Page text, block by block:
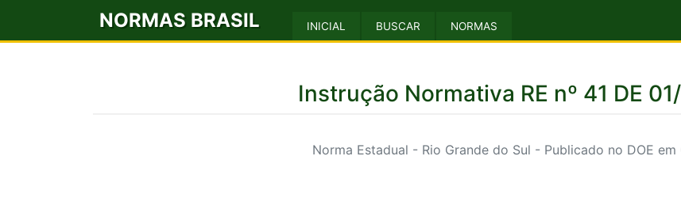
NORMAS BRASIL INICIAL BUSCAR NORMAS
Instrução Normativa RE nº 41 DE
Norma Estadual - Rio Grande do Sul - Publicado no DOE